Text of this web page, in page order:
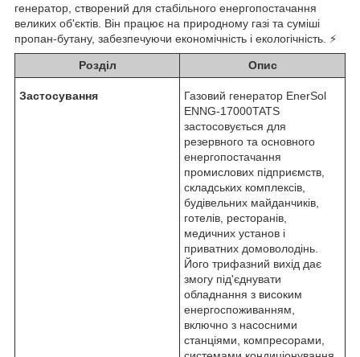
генератор, створений для стабільного енергопостачання
великих об'єктів. Він працює на природному газі та суміші
пропан-бутану, забезпечуючи економічність і екологічність. ⚡
Розділ Опис
Застосування
Газовий генератор EnerSol
ENNG-17000TATS
застосовується для
резервного та основного
енергопостачання
промислових підприємств,
складських комплексів,
будівельних майданчиків,
готелів, ресторанів,
медичних установ і
приватних домоволодінь.
Його трифазний вихід дає
змогу під'єднувати
обладнання з високим
енергоспоживанням,
включно з насосними
станціями, компресорами,